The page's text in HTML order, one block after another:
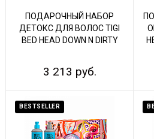
ПОДАРОЧНЫЙ НАБОР
ДЕТОКС ДЛЯ ВОЛОС TIGI
BED HEAD DOWN N DIRTY
3 213 руб.
BESTSELLER